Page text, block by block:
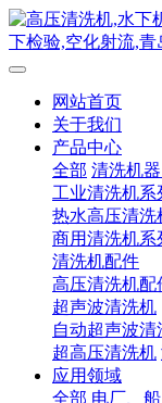
网站首页
关于我们
产品中心
全部 清洗机
工业清洗机系
热水高压清洗
商用清洗机系
清洗机配件
高压清洗机配
超声波清洗机
自动超声波清
超高压清洗机
应用领域
全部 电厂、